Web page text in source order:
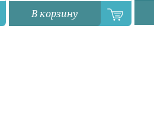
В корзину